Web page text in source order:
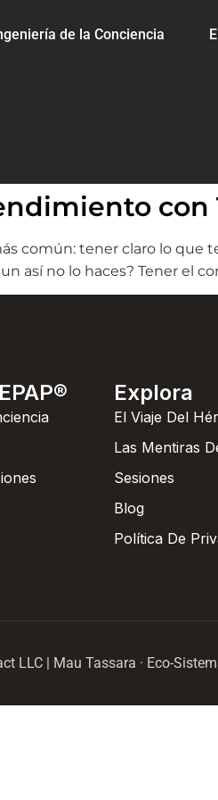
de la Conciencia
con
común: tener claro lo que
así no lo haces? Tener el
Explora
El Viaje Del
Las Mentiras
Sesiones
Blog
Política De
LLC | Mau Tassara · Eco-